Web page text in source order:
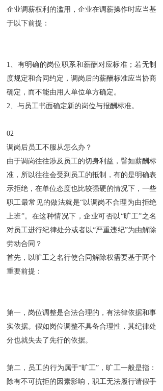
企业调薪权利的滥用，企业在调薪操作时应当基
于以下前提：
1、有明确的岗位职系和薪酬对应标准；若无制
度规定和合同约定，调岗后的薪酬标准应当协商
确定，而不能由用人单位单方确定。
2、与员工书面确定新的岗位与报酬标准。
02
调岗后员工不服从怎么办？
由于调岗往往涉及员工的切身利益，譬如薪酬标
准，所以往往会受到员工的抵制，有的是明确表
示拒绝，在单位态度也比较强硬的情况下，一些
职工最常见的做法就是“以调岗不合理为由拒绝
上班”。在这种情况下，企业可否以“旷工”之名
对员工进行纪律处分或者以“严重违纪”为由解除
劳动合同？
首先，以旷工之名行使合同解除权需要基于两个
重要前提：
第一，岗位调整是合法合理的，有法律依据和事
实依据。假如岗位调整不具备合理性，其纪律处
分也就失去了先行的依据。
第二，员工的行为属于“旷工”，旷工一般是指：
除有不可抗拒的因素影响，职工无法履行请假手